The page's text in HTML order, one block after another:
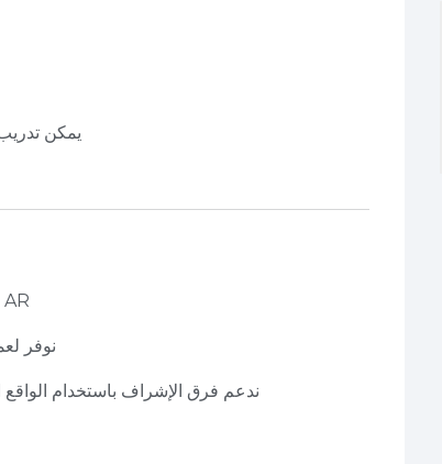
يمكن
نستخدم تطبيقات مخصصة لعرض نماذج BIM بتقنية AR
نوفر
ندعم فرق الإشراف باستخدام